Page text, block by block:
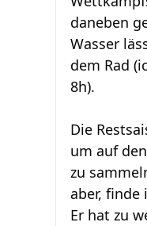
daneben
Wasser
dem Rad
8h).
Die
um auf
zu
aber, finde
Er hat zu